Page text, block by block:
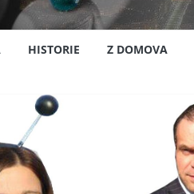
HISTORIE Z DOMOVA